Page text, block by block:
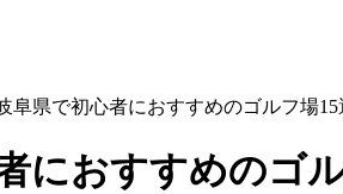
阜県で初心者におすすめのゴルフ場15
におすすめのゴ